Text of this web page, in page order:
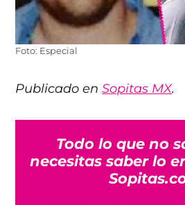
Foto: Especial
Publicado enSopitas MX.
Todo lo que no
necesitas saber lo